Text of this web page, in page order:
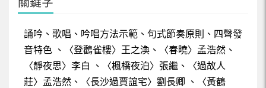
誦吟、歌唱、吟唱方法示範、句式節奏原則、四聲發
音特色 、〈登鸛雀樓〉王之渙、〈春曉〉孟浩然、
〈靜夜思〉李白 、〈楓橋夜泊〉張繼、〈過故人
莊〉孟浩然、〈長沙過賈誼宅〉劉長卿 、〈黃鶴